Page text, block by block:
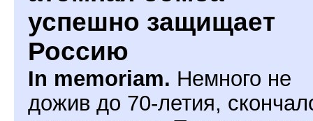
успешно защищает
Россию
In memoriam. Немного не
дожив до 70-летия,